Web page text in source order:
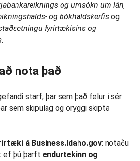
og umsókn um lán,
og bókhaldskerfis og
fyrirtækisins og
.
nota það
starf, þar sem það felur í sér
sem skipulag og öryggi skipta
á Business.Idaho.gov: notaðu
ef þú þarft endurtekinn og